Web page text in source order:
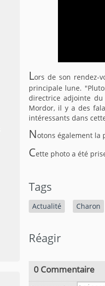
Lors de son rendez-
principale lune.
directrice adjointe
Mordor, il y a des
intéressants dans
Notons également la
Cette photo a été
Tags
Actualité Charon
Réagir
0 Commentaire